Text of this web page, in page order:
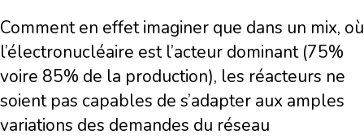
Comment en effet imaginer que dans un mix, où
l’électronucléaire est l’acteur dominant (75%
voire 85% de la production), les réacteurs ne
soient pas capables de s’adapter aux amples
variations des demandes du réseau